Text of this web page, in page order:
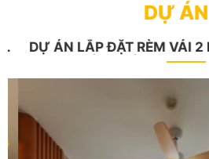
DỰ ÁN
DỰ ÁN LẮP ĐẶT RÈM VẢI 2
CHO KHÁCH HÀNG TẠI
THÁP BANYAN, VINHOME
CHÍ MINH